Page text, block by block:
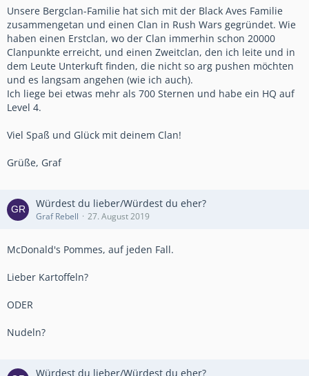
Unsere Bergclan-Familie hat sich mit der Black Aves Familie
zusammengetan und einen Clan in Rush Wars gegründet. Wie
haben einen Erstclan, wo der Clan immerhin schon 20000
Clanpunkte erreicht, und einen Zweitclan, den ich leite und in
dem Leute Unterkuft finden, die nicht so arg pushen möchten
und es langsam angehen (wie ich auch).
Ich liege bei etwas mehr als 700 Sternen und habe ein HQ auf
Level 4.
Viel Spaß und Glück mit deinem Clan!
Grüße, Graf
Würdest du lieber/Würdest du eher?
Graf Rebell 27. August 2019
McDonald's Pommes, auf jeden Fall.
Lieber Kartoffeln?
ODER
Nudeln?
Würdest du lieber/Würdest du eher?